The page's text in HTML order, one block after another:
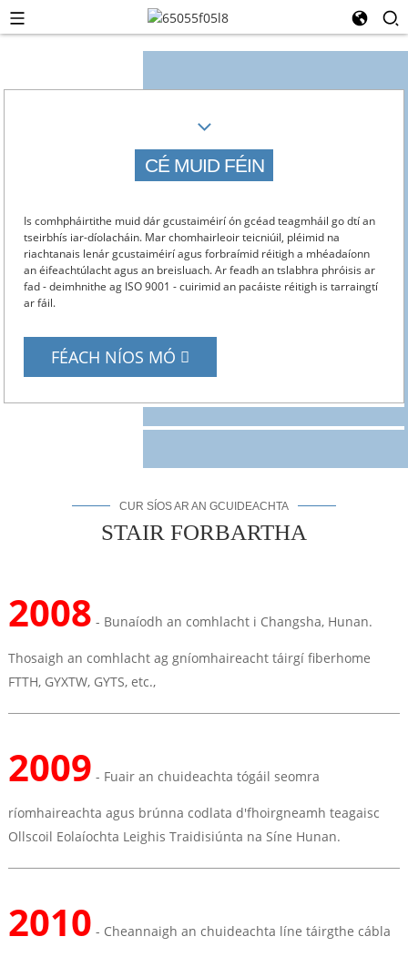
CÉ MUID FÉIN
Is comhpháirtithe muid dár gcustaiméirí ón gcéad teagmháil go dtí an
tseirbhís iar-díolacháin. Mar chomhairleoir teicniúil, pléimid na
riachtanais lenár gcustaiméirí agus forbraímid réitigh a mhéadaíonn
an éifeachtúlacht agus an breisluach. Ar feadh an tslabhra phróisis ar
fad - deimhnithe ag ISO 9001 - cuirimid an pacáiste réitigh is tarraingtí
ar fáil.
FÉACH NÍOS MÓ
CUR SÍOS AR AN GCUIDEACHTA
STAIR FORBARTHA
2008 - Bunaíodh an comhlacht i Changsha, Hunan.
Thosaigh an comhlacht ag gníomhaireacht táirgí fiberhome
FTTH, GYXTW, GYTS, etc.,
2009 - Fuair ​​an chuideachta tógáil seomra
ríomhaireachta agus brúnna codlata d'fhoirgneamh teagaisc
Ollscoil Eolaíochta Leighis Traidisiúnta na Síne Hunan.
2010 - Cheannaigh an chuideachta líne táirgthe cábla